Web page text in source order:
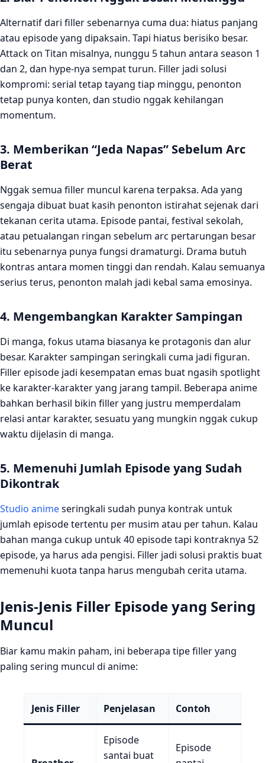
Alternatif dari filler sebenarnya cuma dua: hiatus panjang
atau episode yang dipaksain. Tapi hiatus berisiko besar.
Attack on Titan misalnya, nunggu 5 tahun antara season 1
dan 2, dan hype-nya sempat turun. Filler jadi solusi
kompromi: serial tetap tayang tiap minggu, penonton
tetap punya konten, dan studio nggak kehilangan
momentum.
3. Memberikan “Jeda Napas” Sebelum Arc
Berat
Nggak semua filler muncul karena terpaksa. Ada yang
sengaja dibuat buat kasih penonton istirahat sejenak dari
tekanan cerita utama. Episode pantai, festival sekolah,
atau petualangan ringan sebelum arc pertarungan besar
itu sebenarnya punya fungsi dramaturgi. Drama butuh
kontras antara momen tinggi dan rendah. Kalau semuanya
serius terus, penonton malah jadi kebal sama emosinya.
4. Mengembangkan Karakter Sampingan
Di manga, fokus utama biasanya ke protagonis dan alur
besar. Karakter sampingan seringkali cuma jadi figuran.
Filler episode jadi kesempatan emas buat ngasih spotlight
ke karakter-karakter yang jarang tampil. Beberapa anime
bahkan berhasil bikin filler yang justru memperdalam
relasi antar karakter, sesuatu yang mungkin nggak cukup
waktu dijelasin di manga.
5. Memenuhi Jumlah Episode yang Sudah
Dikontrak
Studio animeseringkali sudah punya kontrak untuk
jumlah episode tertentu per musim atau per tahun. Kalau
bahan manga cukup untuk 40 episode tapi kontraknya 52
episode, ya harus ada pengisi. Filler jadi solusi praktis buat
memenuhi kuota tanpa harus mengubah cerita utama.
Jenis-Jenis Filler Episode yang Sering
Muncul
Biar kamu makin paham, ini beberapa tipe filler yang
paling sering muncul di anime:
Jenis Filler Penjelasan Contoh
Episode
santai buat
Episode